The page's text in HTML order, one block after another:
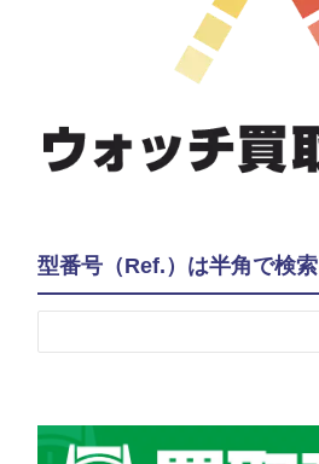
型番号（Ref.）は半角で検索